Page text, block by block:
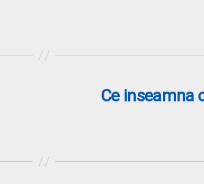
Ce inseamna